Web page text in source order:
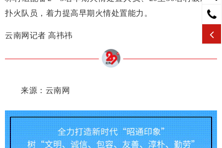
扑火队员，着力提高早期火情处置能力。
云南网记者 高祎祎
来源： 云南网